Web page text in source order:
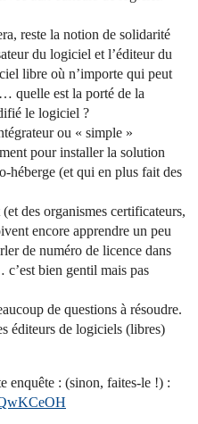
reste la notion de solidarité
du logiciel et l’éditeur du
libre où n’importe qui peut
quelle est la porté de la
le logiciel ?
ou « simple »
pour installer la solution
héberge (et qui en plus fait des
des organismes certificateurs,
encore apprendre un peu
de numéro de licence dans
bien gentil mais pas
de questions à résoudre.
éditeurs de logiciels (libres)
enquête : (sinon, faites-le !) :